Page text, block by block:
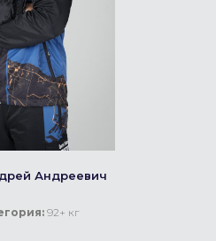
Андреевич
92+ кг